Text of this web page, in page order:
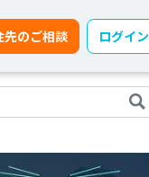
先のご相談 ログイン